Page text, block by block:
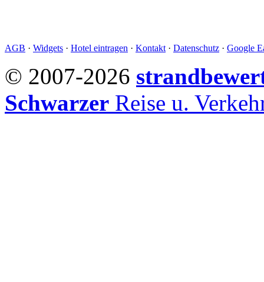
AGB · Widgets · Hotel eintragen · Kontakt · Datenschutz · Google
© 2007-2026
Schwarzer Reise u.